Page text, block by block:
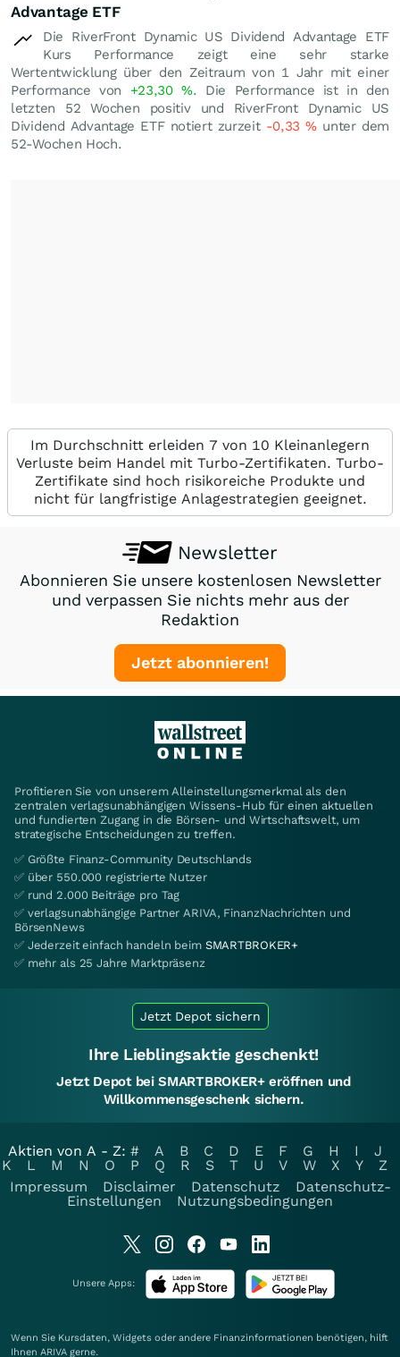
Advantage ETF
Die RiverFront Dynamic US Dividend Advantage ETF
Kurs Performance zeigt eine sehr starke
Wertentwicklung über den Zeitraum von 1 Jahr mit einer
Performance von +23,30%. Die Performance ist in den
letzten 52 Wochen positiv und RiverFront Dynamic US
Dividend Advantage ETF notiert zurzeit -0,33% unter dem
52-Wochen Hoch.
Im Durchschnitt erleiden 7 von 10 Kleinanlegern
Verluste beim Handel mit Turbo-Zertifikaten. Turbo-
Zertifikate sind hoch risikoreiche Produkte und
nicht für langfristige Anlagestrategien geeignet.
Newsletter
Abonnieren Sie unsere kostenlosen Newsletter
und verpassen Sie nichts mehr aus der
Redaktion
Jetzt abonnieren!
Profitieren Sie von unserem Alleinstellungsmerkmal als den
zentralen verlagsunabhängigen Wissens-Hub für einen aktuellen
und fundierten Zugang in die Börsen- und Wirtschaftswelt, um
strategische Entscheidungen zu treffen.
✅ Größte Finanz-Community Deutschlands
✅ über 550.000 registrierte Nutzer
✅ rund 2.000 Beiträge pro Tag
✅ verlagsunabhängige Partner ARIVA, FinanzNachrichten und
BörsenNews
✅ Jederzeit einfach handeln beim SMARTBROKER+
✅ mehr als 25 Jahre Marktpräsenz
Jetzt Depot sichern
Ihre Lieblingsaktie geschenkt!
Jetzt Depot bei SMARTBROKER+ eröffnen und
Willkommensgeschenk sichern.
Aktien von A - Z: # A B C D E F G H I
J
K
L M N O P Q R S T U V W X Y
Z
Impressum
Disclaimer Datenschutz
Datenschutz-
Einstellungen
Nutzungsbedingungen
Unsere Apps:
Wenn Sie Kursdaten, Widgets oder andere Finanzinformationen benötigen, hilft
Ihnen ARIVA gerne.